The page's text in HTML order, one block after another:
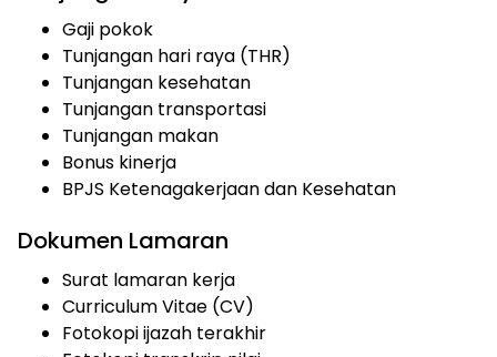
Gaji pokok
Tunjangan hari raya (THR)
Tunjangan kesehatan
Tunjangan transportasi
Tunjangan makan
Bonus kinerja
BPJS Ketenagakerjaan dan Kesehatan
Dokumen Lamaran
Surat lamaran kerja
Curriculum Vitae (CV)
Fotokopi ijazah terakhir